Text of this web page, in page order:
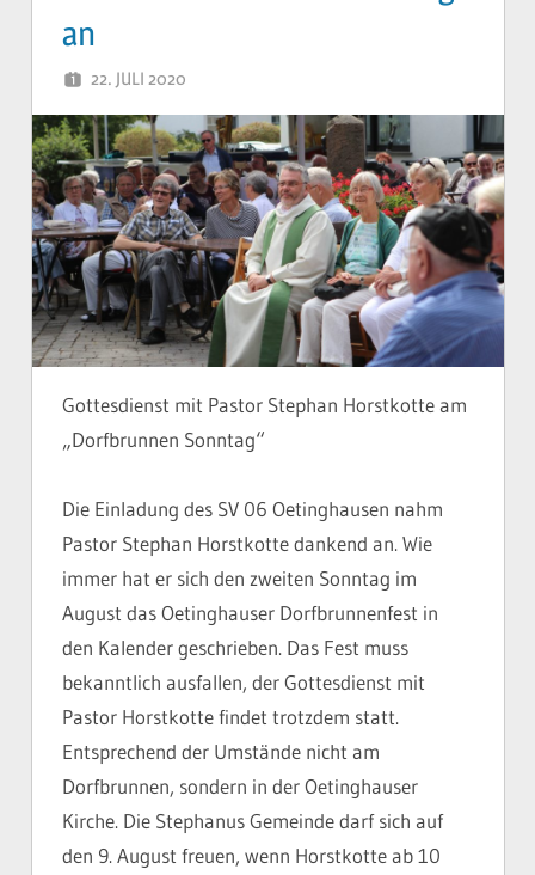
an
22. JULI 2020
Gottesdienst mit Pastor Stephan Horstkotte am
„Dorfbrunnen Sonntag“
Die Einladung des SV 06 Oetinghausen nahm
Pastor Stephan Horstkotte dankend an. Wie
immer hat er sich den zweiten Sonntag im
August das Oetinghauser Dorfbrunnenfest in
den Kalender geschrieben. Das Fest muss
bekanntlich ausfallen, der Gottesdienst mit
Pastor Horstkotte findet trotzdem statt.
Entsprechend der Umstände nicht am
Dorfbrunnen, sondern in der Oetinghauser
Kirche. Die Stephanus Gemeinde darf sich auf
den 9. August freuen, wenn Horstkotte ab 10